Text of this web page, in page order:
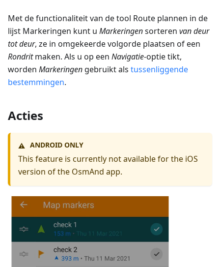
Met de functionaliteit van de tool Route plannen in de
lijst Markeringen kunt u Markeringensorteren van deur
tot deur, ze in omgekeerde volgorde plaatsen of een
Rondritmaken. Als u op een Navigatie-optie tikt,
worden Markeringen gebruikt als tussenliggende
bestemmingen.
Acties
⚠️ ANDROID ONLY
This feature is currently not available for the iOS
version of the OsmAnd app.